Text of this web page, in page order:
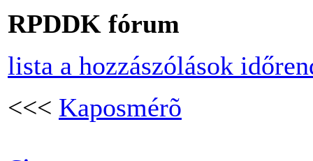
RPDDK fórum
lista a hozzászólások
<<< Kaposmérõ